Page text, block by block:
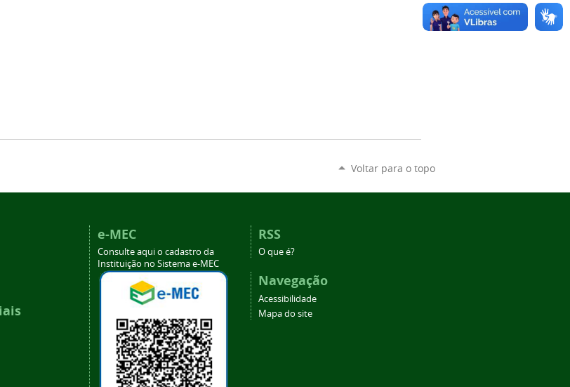
Voltar para o topo
e-MEC
Consulte aqui o cadastro da
Instituição no Sistema e-MEC
RSS
O que é?
Navegação
Acessibilidade
Mapa do site